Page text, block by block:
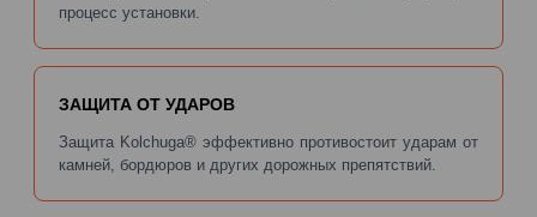
процесс установки.
ЗАЩИТА ОТ УДАРОВ
Защита Kolchuga® эффективно противостоит ударам от
камней, бордюров и других дорожных препятствий.